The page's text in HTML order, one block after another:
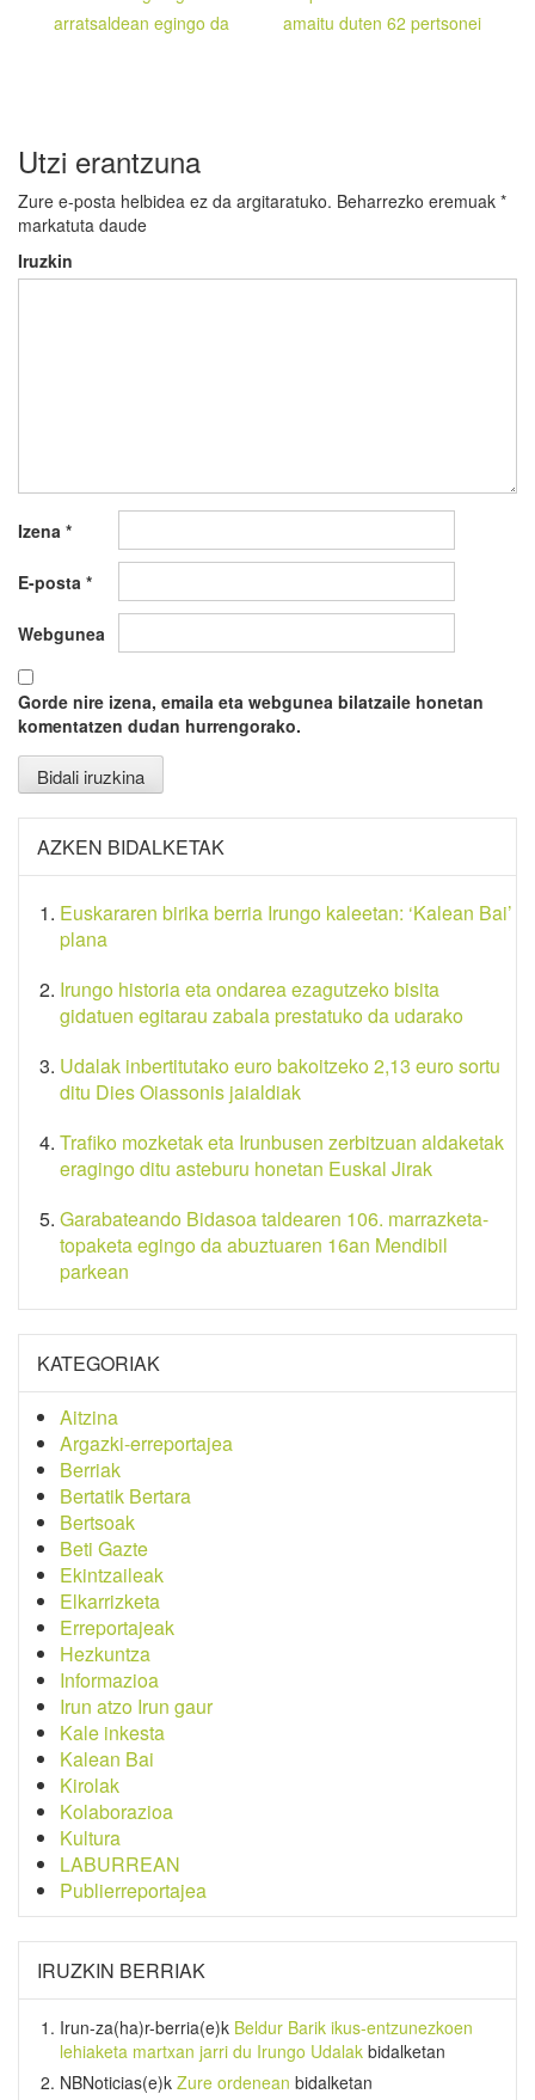
nabigatu
arratsaldean egingo da
amaitu duten 62 pertsonei
Utzi erantzuna
Zure e-posta helbidea ez da argitaratuko. Beharrezko eremuak *
markatuta daude
Iruzkin
Izena *
E-posta *
Webgunea
Gorde nire izena, emaila eta webgunea bilatzaile honetan
komentatzen dudan hurrengorako.
AZKEN BIDALKETAK
Euskararen birika berria Irungo kaleetan: ‘Kalean Bai’
plana
Irungo historia eta ondarea ezagutzeko bisita
gidatuen egitarau zabala prestatuko da udarako
Udalak inbertitutako euro bakoitzeko 2,13 euro sortu
ditu Dies Oiassonis jaialdiak
Trafiko mozketak eta Irunbusen zerbitzuan aldaketak
eragingo ditu asteburu honetan Euskal Jirak
Garabateando Bidasoa taldearen 106. marrazketa-
topaketa egingo da abuztuaren 16an Mendibil
parkean
KATEGORIAK
Aitzina
Argazki-erreportajea
Berriak
Bertatik Bertara
Bertsoak
Beti Gazte
Ekintzaileak
Elkarrizketa
Erreportajeak
Hezkuntza
Informazioa
Irun atzo Irun gaur
Kale inkesta
Kalean Bai
Kirolak
Kolaborazioa
Kultura
LABURREAN
Publierreportajea
IRUZKIN BERRIAK
Irun-za(ha)r-berria(e)k Beldur Barik ikus-entzunezkoen
lehiaketa martxan jarri du Irungo Udalak bidalketan
NBNoticias(e)k Zure ordenean bidalketan